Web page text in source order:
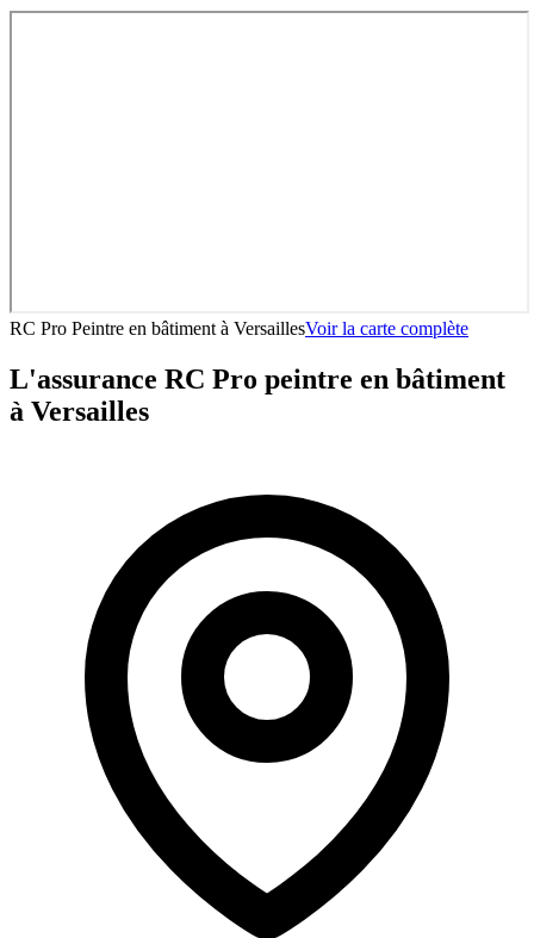
RC Pro Peintre en bâtiment à VersaillesVoir la carte complète
L'assurance RC Pro peintre en bâtiment
à Versailles